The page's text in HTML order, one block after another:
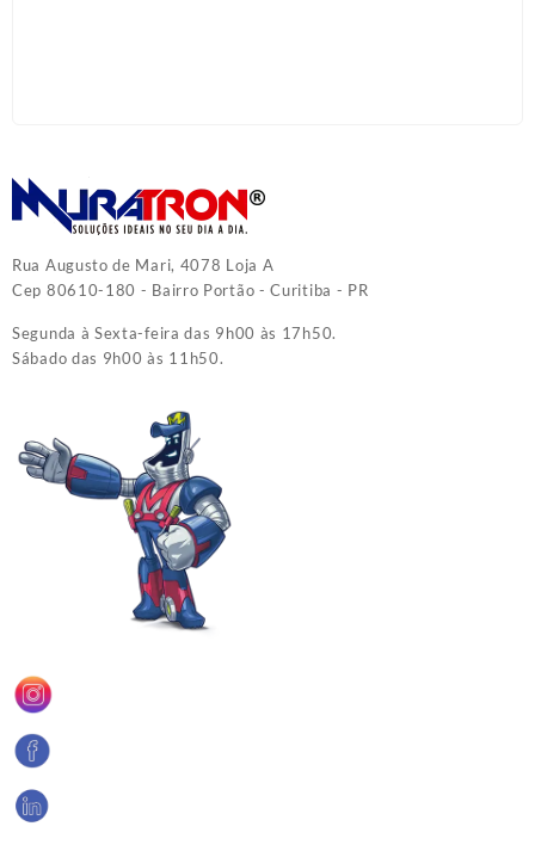
Rua Augusto de Mari, 4078 Loja A
Cep 80610-180 - Bairro Portão - Curitiba - PR
Segunda à Sexta-feira das 9h00 às 17h50.
Sábado das 9h00 às 11h50.